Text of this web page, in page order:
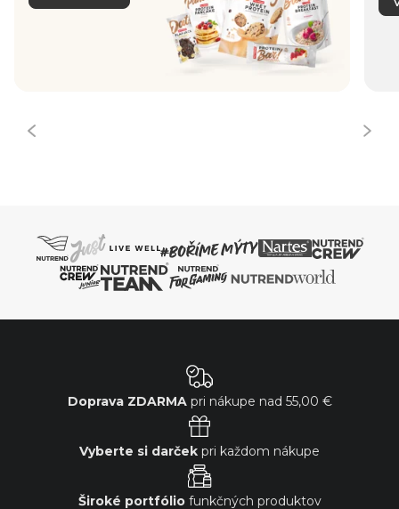
Doprava ZDARMApri nákupe nad 55,00 €
Vyberte si darček pri každom nákupe
Široké portfóliofunkčných produktov